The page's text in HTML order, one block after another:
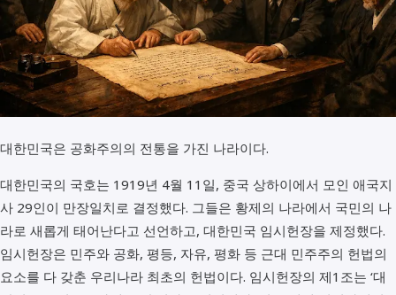
대한민국은 공화주의의 전통을 가진 나라이다.
대한민국의 국호는 1919년 4월 11일, 중국 상하이에서 모인 애국지
사 29인이 만장일치로 결정했다. 그들은 황제의 나라에서 국민의 나
라로 새롭게 태어난다고 선언하고, 대한민국 임시헌장을 제정했다.
임시헌장은 민주와 공화, 평등, 자유, 평화 등 근대 민주주의 헌법의
요소를 다 갖춘 우리나라 최초의 헌법이다. 임시헌장의 제1조는 ‘대